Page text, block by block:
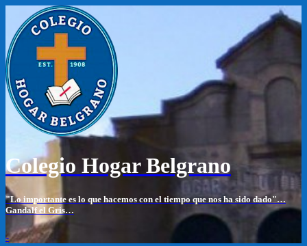
Colegio Hogar Belgrano
"Lo importante es lo que hacemos con el tiempo que nos ha sido dado"…
Gandalf el Gris…
-